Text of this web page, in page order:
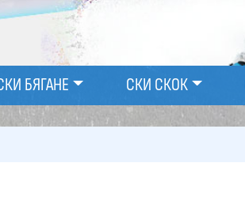
БЯГАНЕ СКИ СКОК